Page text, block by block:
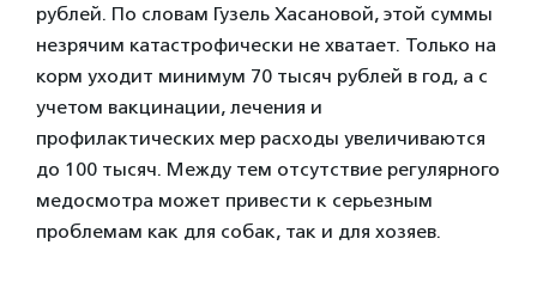
рублей. По словам Гузель Хасановой, этой суммы
незрячим катастрофически не хватает. Только на
корм уходит минимум 70 тысяч рублей в год, а с
учетом вакцинации, лечения и
профилактических мер расходы увеличиваются
до 100 тысяч. Между тем отсутствие регулярного
медосмотра может привести к серьезным
проблемам как для собак, так и для хозяев.